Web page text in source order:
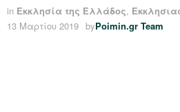
in Εκκλησία της Ελλάδος,
13 Μαρτίου 2019 byPoimin.gr Team